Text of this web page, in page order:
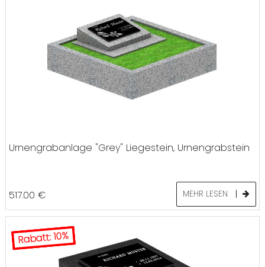
Urnengrabanlage "Grey" Liegestein, Urnengrabstein
517.00€ MEHR LESEN
Rabatt: 10%